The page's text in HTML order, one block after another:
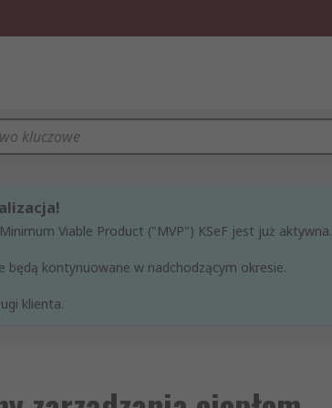
Viable Product ("MVP") KSeF jest już aktywna.
będą kontynuowane w nadchodzącym okresie.
klienta.